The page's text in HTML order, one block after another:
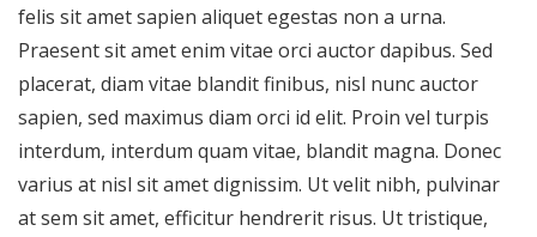
felis sit amet sapien aliquet egestas non a urna.
Praesent sit amet enim vitae orci auctor dapibus. Sed
placerat, diam vitae blandit finibus, nisl nunc auctor
sapien, sed maximus diam orci id elit. Proin vel turpis
interdum, interdum quam vitae, blandit magna. Donec
varius at nisl sit amet dignissim. Ut velit nibh, pulvinar
at sem sit amet, efficitur hendrerit risus. Ut tristique,